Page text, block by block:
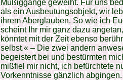
Müßiggange geweiht. Für uns
als ein Ausbeutungsobjekt, wir
ihrem Aberglauben. So wie ich
scheint Ihr mir ganz dazu
könntet mit der Zeit ebenso
selbst.« – Die zwei andern
begeistert bei und bestürmten
mißfiel mir nicht, ich befürchtete
Vorkenntnisse gänzlich abgingen.